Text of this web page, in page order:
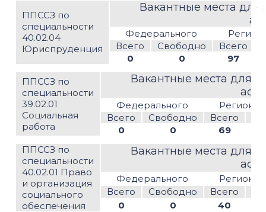
ППССЗ по
специальности
40.02.04
Юриспруденция
Вакантные места для
Федерального
Всего
Свободно Всего
0
0 97
ППССЗ по
специальности
39.02.01
Социальная
работа
Вакантные места для
Федерального
Всего
Свободно Всего
0
0
69
ППССЗ по
специальности
40.02.01 Право
и организация
социального
обеспечения
Вакантные места для
Федерального
Всего
Свободно Всего
0
0 40